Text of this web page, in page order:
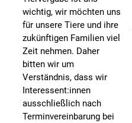
wichtig, wir möchten uns
für unsere Tiere und ihre
zukünftigen Familien viel
Zeit nehmen. Daher
bitten wir um
Verständnis, dass wir
Interessent:innen
ausschließlich nach
Terminvereinbarung bei